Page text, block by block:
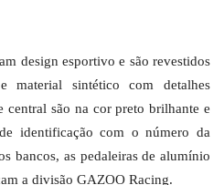
design esportivo e são revestidos
material sintético com detalhes
central são na cor preto brilhante e
identificação com o número da
bancos, as pedaleiras de alumínio
a divisão GAZOO Racing.